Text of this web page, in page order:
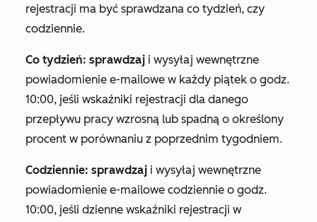
rejestracji ma być sprawdzana co tydzień, czy
codziennie.
Co tydzień: sprawdzaj i wysyłaj wewnętrzne
powiadomienie e-mailowe w każdy piątek o godz.
10:00, jeśli wskaźniki rejestracji dla danego
przepływu pracy wzrosną lub spadną o określony
procent w porównaniu z poprzednim tygodniem.
Codziennie: sprawdzaj i wysyłaj wewnętrzne
powiadomienie e-mailowe codziennie o godz.
10:00, jeśli dzienne wskaźniki rejestracji w